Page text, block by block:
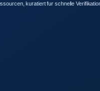
kuratiert fur schnelle